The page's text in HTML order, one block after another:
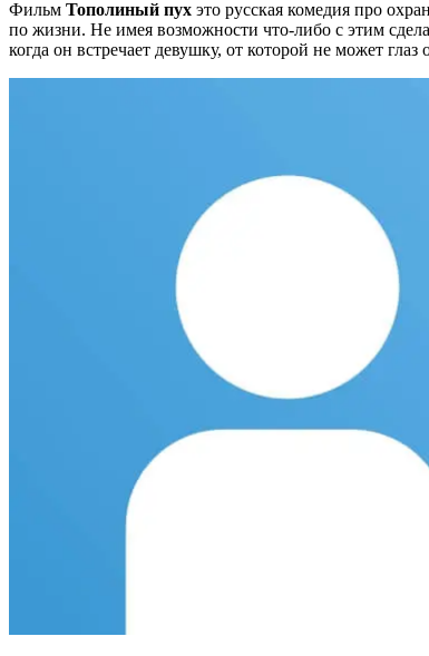
Фильм Тополиный пух это русская комедия про
по жизни. Не имея возможности что-либо с этим
когда он встречает девушку, от которой не может